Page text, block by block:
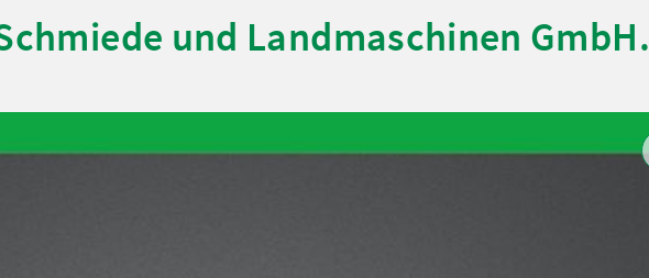
und Landmaschinen GmbH.